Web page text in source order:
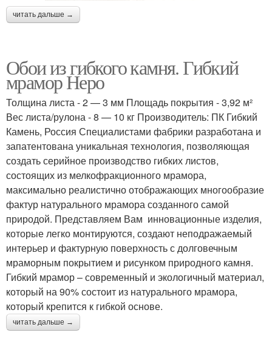
читать дальше →
Обои из гибкого камня. Гибкий
мрамор Неро
Толщина листа - 2 — 3 мм Площадь покрытия - 3,92 м²
Вес листа/рулона - 8 — 10 кг Производитель: ПК Гибкий
Камень, Россия Специалистами фабрики разработана и
запатентована уникальная технология, позволяющая
создать серийное производство гибких листов,
состоящих из мелкофракционного мрамора,
максимально реалистично отображающих многообразие
фактур натурального мрамора созданного самой
природой. Представляем Вам инновационные изделия,
которые легко монтируются, создают неподражаемый
интерьер и фактурную поверхность с долговечным
мраморным покрытием и рисунком природного камня.
Гибкий мрамор – современный и экологичный материал,
который на 90% состоит из натурального мрамора,
который крепится к гибкой основе.
читать дальше →